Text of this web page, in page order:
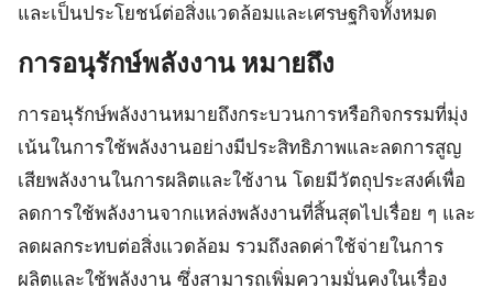
และเป็นประโยชน์ต่อสิ่งแวดล้อมและเศรษฐกิจทั้งหมด
การอนุรักษ์พลังงาน หมายถึง
การอนุรักษ์พลังงานหมายถึงกระบวนการหรือกิจกรรมที่มุ่ง
เน้นในการใช้พลังงานอย่างมีประสิทธิภาพและลดการสูญ
เสียพลังงานในการผลิตและใช้งาน โดยมีวัตถุประสงค์เพื่อ
ลดการใช้พลังงานจากแหล่งพลังงานที่สิ้นสุดไปเรื่อย ๆ และ
ลดผลกระทบต่อสิ่งแวดล้อม รวมถึงลดค่าใช้จ่ายในการ
ผลิตและใช้พลังงาน ซึ่งสามารถเพิ่มความมั่นคงในเรื่อง